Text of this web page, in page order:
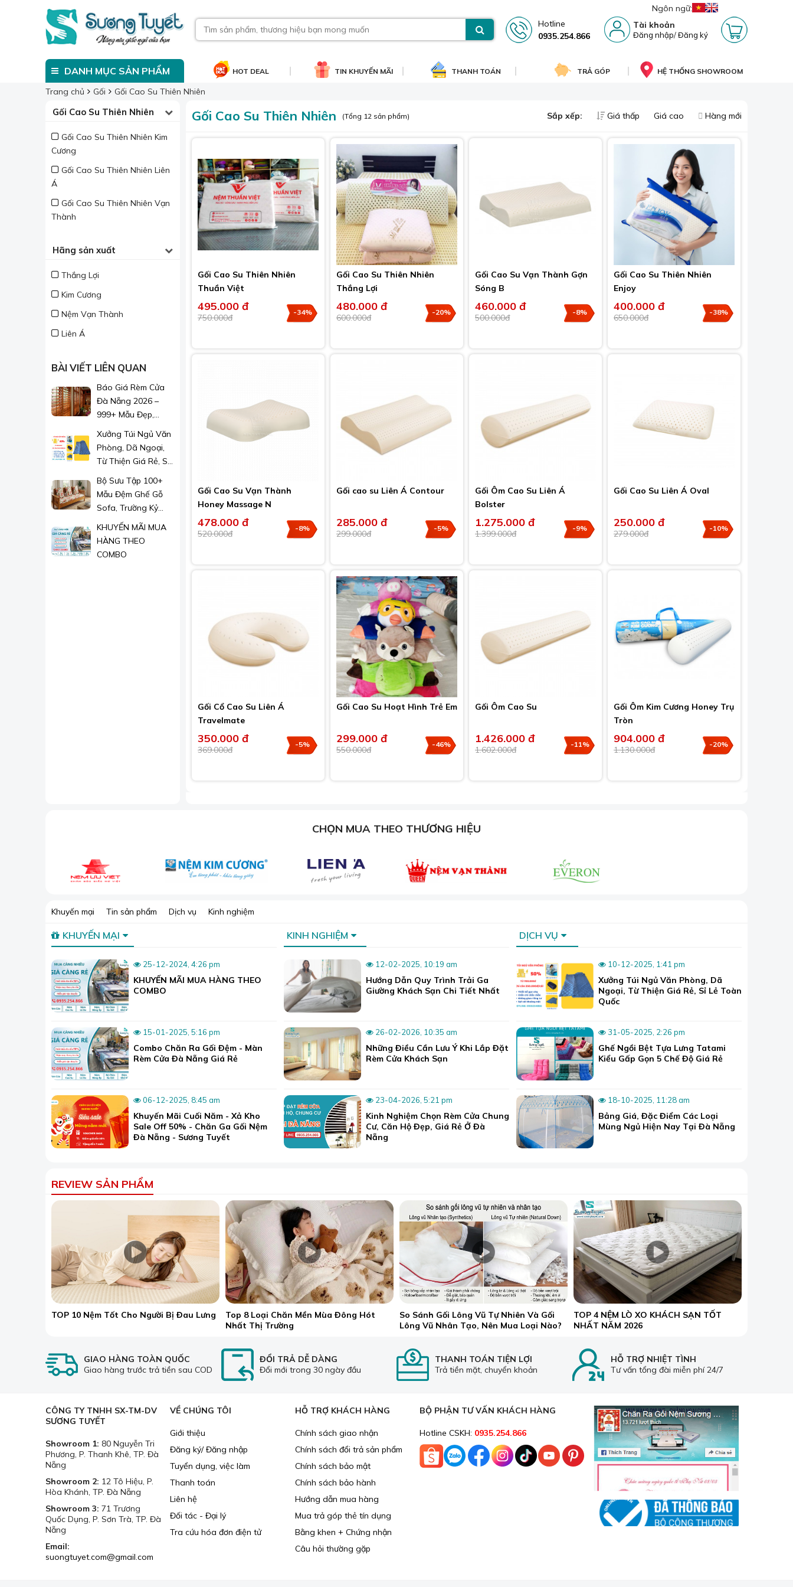
Ngôn ngữ:
Hotline
0935.254.866
Tài khoản
Đăng nhập/Đăng ký
DANH MỤC SẢN PHẨM HOT DEAL TIN KHUYẾN MÃI THANH TOÁN TRẢ GÓP HỆ THỐNG SHOWROOM
Trang chủ Gối Gối Cao Su Thiên Nhiên
Gối Cao Su Thiên Nhiên
Gối Cao Su Thiên Nhiên Kim
Cương
Gối Cao Su Thiên Nhiên Liên
Á
Gối Cao Su Thiên Nhiên Vạn
Thành
Hãng sản xuất
Thắng Lợi
Kim Cương
Nệm Vạn Thành
Liên Á
BÀI VIẾT LIÊN QUAN
Báo Giá Rèm Cửa
Đà Nẵng 2026 –
999+ Mẫu Đẹp,
Sang Trọng, Giá Chỉ
Từ 1xx.000đ/m²
Xưởng Túi Ngủ Văn
Phòng, Dã Ngoại,
Từ Thiện Giá Rẻ, Sỉ
Lẻ Toàn Quốc
Bộ Sưu Tập 100+
Mẫu Đệm Ghế Gỗ
Sofa, Trường Kỷ
Đẹp 2026
KHUYẾN MÃI MUA
HÀNG THEO
COMBO
Gối Cao Su Thiên Nhiên (Tổng 12 sản phẩm) Sắp xếp: Giá thấp Giá cao Hàng mới
Gối Cao Su Thiên Nhiên
Thuần Việt
495.000 đ
750.000đ
-34%
Gối Cao Su Thiên Nhiên
Thắng Lợi
480.000 đ
600.000đ
-20%
Gối Cao Su Vạn Thành Gợn
Sóng B
460.000 đ
500.000đ
-8%
Gối Cao Su Thiên Nhiên
Enjoy
400.000 đ
650.000đ
-38%
Gối Cao Su Vạn Thành
Honey Massage N
478.000 đ
520.000đ
-8%
Gối cao su Liên Á Contour
285.000 đ
299.000đ
-5%
Gối Ôm Cao Su Liên Á
Bolster
1.275.000 đ
1.399.000đ
-9%
Gối Cao Su Liên Á Oval
250.000 đ
279.000đ
-10%
Gối Cổ Cao Su Liên Á
Travelmate
350.000 đ
369.000đ
-5%
Gối Cao Su Hoạt Hình Trẻ Em
299.000 đ
550.000đ
-46%
Gối Ôm Cao Su
1.426.000 đ
1.602.000đ
-11%
Gối Ôm Kim Cương Honey Trụ
Tròn
904.000 đ
1.130.000đ
-20%
CHỌN MUA THEO THƯƠNG HIỆU
Khuyến mại Tin sản phẩm Dịch vụ Kinh nghiệm
KHUYẾN MẠI
25-12-2024, 4:26 pm
KHUYẾN MÃI MUA HÀNG THEO
COMBO
15-01-2025, 5:16 pm
Combo Chăn Ra Gối Đệm - Màn
Rèm Cửa Đà Nẵng Giá Rẻ
06-12-2025, 8:45 am
Khuyến Mãi Cuối Năm - Xả Kho
Sale Off 50% - Chăn Ga Gối Nệm
Đà Nẵng - Sương Tuyết
KINH NGHIỆM
12-02-2025, 10:19 am
Hướng Dẫn Quy Trình Trải Ga
Giường Khách Sạn Chi Tiết Nhất
26-02-2026, 10:35 am
Những Điều Cần Lưu Ý Khi Lắp Đặt
Rèm Cửa Khách Sạn
23-04-2026, 5:21 pm
Kinh Nghiệm Chọn Rèm Cửa Chung
Cư, Căn Hộ Đẹp, Giá Rẻ Ở Đà
Nẵng
DỊCH VỤ
10-12-2025, 1:41 pm
Xưởng Túi Ngủ Văn Phòng, Dã
Ngoại, Từ Thiện Giá Rẻ, Sỉ Lẻ Toàn
Quốc
31-05-2025, 2:26 pm
Ghế Ngồi Bệt Tựa Lưng Tatami
Kiểu Gấp Gọn 5 Chế Độ Giá Rẻ
18-10-2025, 11:28 am
Bảng Giá, Đặc Điểm Các Loại
Mùng Ngủ Hiện Nay Tại Đà Nẵng
REVIEW SẢN PHẨM
TOP 10 Nệm Tốt Cho Người Bị Đau Lưng
Top 8 Loại Chăn Mền Mùa Đông Hót
Nhất Thị Trường
So Sánh Gối Lông Vũ Tự Nhiên Và Gối
Lông Vũ Nhân Tạo, Nên Mua Loại Nào?
TOP 4 NỆM LÒ XO KHÁCH SẠN TỐT
NHẤT NĂM 2026
GIAO HÀNG TOÀN QUỐC
Giao hàng trước trả tiền sau COD
ĐỔI TRẢ DỄ DÀNG
Đổi mới trong 30 ngày đầu
THANH TOÁN TIỆN LỢI
Trả tiền mặt, chuyển khoản
HỖ TRỢ NHIỆT TÌNH
Tư vấn tổng đài miễn phí 24/7
CÔNG TY TNHH SX-TM-DV
SƯƠNG TUYẾT
Showroom 1: 80 Nguyễn Tri
Phương, P. Thanh Khê, TP. Đà
Nẵng
Showroom 2: 12 Tô Hiệu, P.
Hòa Khánh, TP. Đà Nẵng
Showroom 3: 71 Trương
Quốc Dụng, P. Sơn Trà, TP. Đà
Nẵng
Email:
suongtuyet.com@gmail.com
VỀ CHÚNG TÔI
Giới thiệu
Đăng ký/ Đăng nhập
Tuyển dụng, việc làm
Thanh toán
Liên hệ
Đối tác - Đại lý
Tra cứu hóa đơn điện tử
HỖ TRỢ KHÁCH HÀNG
Chính sách giao nhận
Chính sách đổi trả sản phẩm
Chính sách bảo mật
Chính sách bảo hành
Hướng dẫn mua hàng
Mua trả góp thẻ tín dụng
Bằng khen + Chứng nhận
Câu hỏi thường gặp
BỘ PHẬN TƯ VẤN KHÁCH HÀNG
Hotline CSKH: 0935.254.866